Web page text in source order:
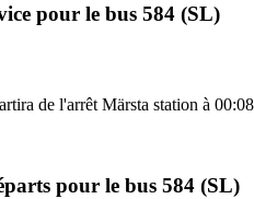
pour le bus 584 (SL)
de l'arrêt Märsta station à
pour le bus 584 (SL)